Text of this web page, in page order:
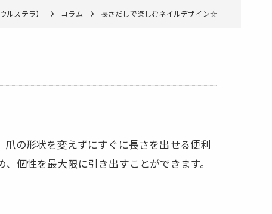
ステラ】 コラム 長さだしで楽しむネイルデザイン☆
の形状を変えずにすぐに長さを出せる便利
個性を最大限に引き出すことができます。